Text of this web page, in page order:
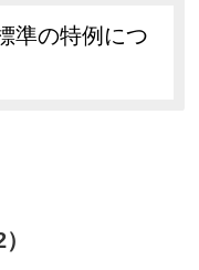
準の特例につ